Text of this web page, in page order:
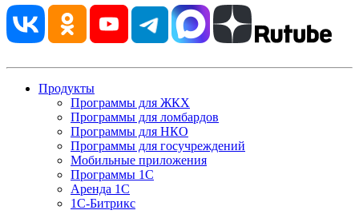
Продукты
Программы для ЖКХ
Программы для ломбардов
Программы для НКО
Программы для госучреждений
Мобильные приложения
Программы 1С
Аренда 1С
1С-Битрикс